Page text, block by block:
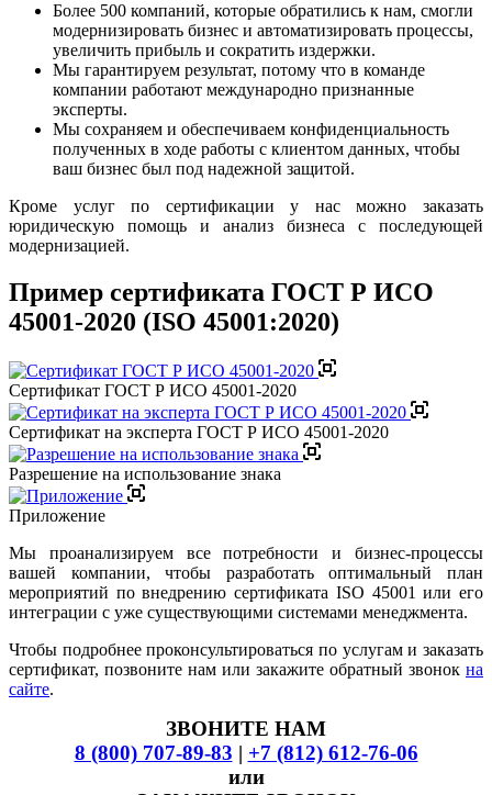
Более 500 компаний, которые обратились к нам, смогли
модернизировать бизнес и автоматизировать процессы,
увеличить прибыль и сократить издержки.
Мы гарантируем результат, потому что в команде
компании работают международно признанные
эксперты.
Мы сохраняем и обеспечиваем конфиденциальность
полученных в ходе работы с клиентом данных, чтобы
ваш бизнес был под надежной защитой.
Кроме услуг по сертификации у нас можно заказать
юридическую помощь и анализ бизнеса с последующей
модернизацией.
Пример сертификата ГОСТ Р ИСО
45001-2020 (ISO 45001:2020)
Сертификат ГОСТ Р ИСО 45001-2020
Сертификат на эксперта ГОСТ Р ИСО 45001-2020
Разрешение на использование знака
Приложение
Мы проанализируем все потребности и бизнес-процессы
вашей компании, чтобы разработать оптимальный план
мероприятий по внедрению сертификата ISO 45001 или его
интеграции с уже существующими системами менеджмента.
Чтобы подробнее проконсультироваться по услугам и заказать
сертификат, позвоните нам или закажите обратный звонок на
сайте.
ЗВОНИТЕ НАМ
8 (800) 707-89-83 | +7 (812) 612-76-06
или